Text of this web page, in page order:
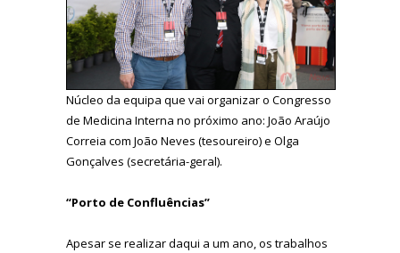
Núcleo da equipa que vai organizar o Congresso
de Medicina Interna no próximo ano: João Araújo
Correia com João Neves (tesoureiro) e Olga
Gonçalves (secretária-geral).
“Porto de Confluências”
Apesar se realizar daqui a um ano, os trabalhos